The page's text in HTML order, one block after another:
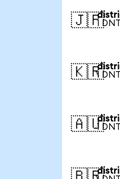
🇯🇵
1
🇰🇷
1
🇦🇺
1